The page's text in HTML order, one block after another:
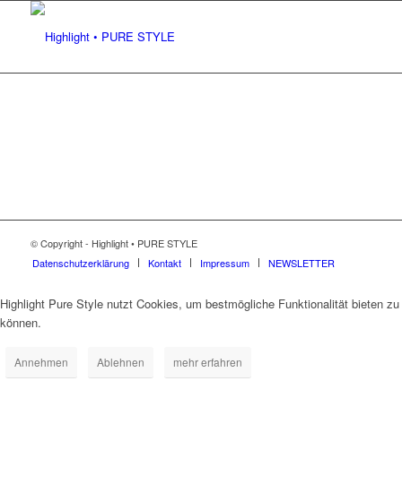
© Copyright - Highlight • PURE STYLE
Datenschutzerklärung
Kontakt Impressum NEWSLETTER
Highlight Pure Style nutzt Cookies, um bestmögliche Funktionalität bieten zu
können.
Annehmen Ablehnen mehr erfahren